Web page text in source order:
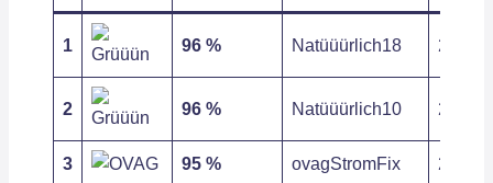
1 96 % Natüüürlich18 26,92
2 96 % Natüüürlich10 26,92
3 95 % ovagStromFix 27,74